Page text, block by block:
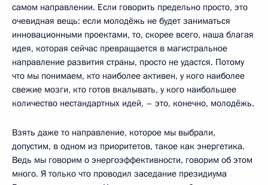
самом направлении. Если говорить предельно просто, это
очевидная вещь: если молодёжь не будет заниматься
инновационными проектами, то, скорее всего, наша благая
идея, которая сейчас превращается в магистральное
направление развития страны, просто не удастся. Потому
что мы понимаем, кто наиболее активен, у кого наиболее
свежие мозги, кто готов вкалывать, у кого наибольшее
количество нестандартных идей, – это, конечно, молодёжь.
Взять даже то направление, которое мы выбрали,
допустим, в одном из приоритетов, такое как энергетика.
Ведь мы говорим о энергоэффективности, говорим об этом
много. Я только что проводил заседание президиума